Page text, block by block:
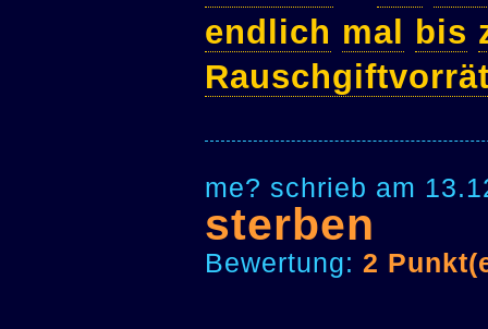
endlich mal bis
me? schrieb am
sterben
Bewertung: 2